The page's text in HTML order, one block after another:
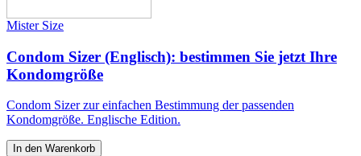
Mister Size
Condom Sizer (Englisch): bestimmen Sie jetzt Ihre
Kondomgröße
Condom Sizer zur einfachen Bestimmung der passenden
Kondomgröße. Englische Edition.
In den Warenkorb